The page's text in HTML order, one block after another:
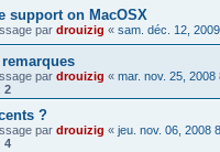
support on MacOSX
par drouizig « sam. déc. 12,
par drouizig « mar. nov. 25, 2008
2
?
par drouizig « jeu. nov. 06, 2008
4